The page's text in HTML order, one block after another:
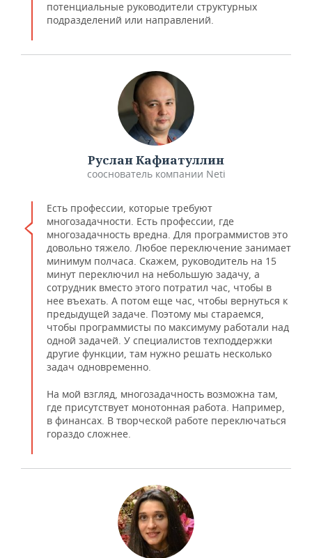
потенциальные руководители структурных
подразделений или направлений.
Руслан Кафиатуллин
сооснователь компании Neti
Есть профессии, которые требуют
многозадачности. Есть профессии, где
многозадачность вредна. Для программистов это
довольно тяжело. Любое переключение занимает
минимум полчаса. Скажем, руководитель на 15
минут переключил на небольшую задачу, а
сотрудник вместо этого потратил час, чтобы в
нее въехать. А потом еще час, чтобы вернуться к
предыдущей задаче. Поэтому мы стараемся,
чтобы программисты по максимуму работали над
одной задачей. У специалистов техподдержки
другие функции, там нужно решать несколько
задач одновременно.
На мой взгляд, многозадачность возможна там,
где присутствует монотонная работа. Например,
в финансах. В творческой работе переключаться
гораздо сложнее.